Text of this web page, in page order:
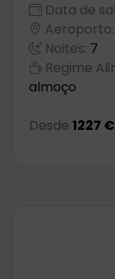
Data de
Aeroporto:
Noites: 7
Regime
almoço
Desde 1227 €